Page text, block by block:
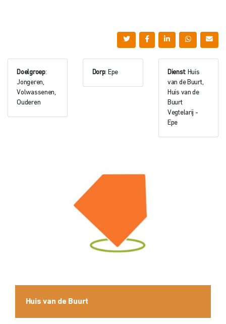
Doelgroep:
Jongeren,
Volwassenen,
Ouderen
Dorp: Epe Dienst: Huis
van de Buurt,
Huis van de
Buurt
Vegtelarij -
Epe
Huis van de Buurt